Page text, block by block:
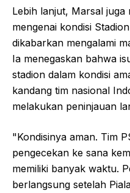
Lebih lanjut, Marsal juga
mengenai kondisi
dikabarkan mengalami
Ia menegaskan bahwa
stadion dalam kondisi
kandang tim nasional
melakukan peninjauan
"Kondisinya aman. Tim
pengecekan ke sana
memiliki banyak waktu.
berlangsung setelah